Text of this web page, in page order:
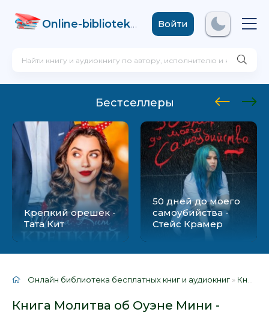
Online-biblioteka .comВойти
Бестселлеры
Крепкий орешек -
Тата Кит
50 дней до моего
самоубийства -
Стейс Крамер
Онлайн библиотека бесплатных книг и аудиокниг » Книги
Книга Молитва об Оуэне Мини -